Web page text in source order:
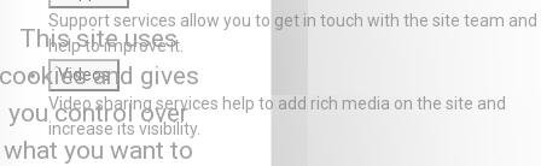
Support services allow you to get in touch with the site team and
help to improve it.
Videos
Video sharing services help to add rich media on the site and
increase its visibility.
This site uses
and gives
you control over
what you want to